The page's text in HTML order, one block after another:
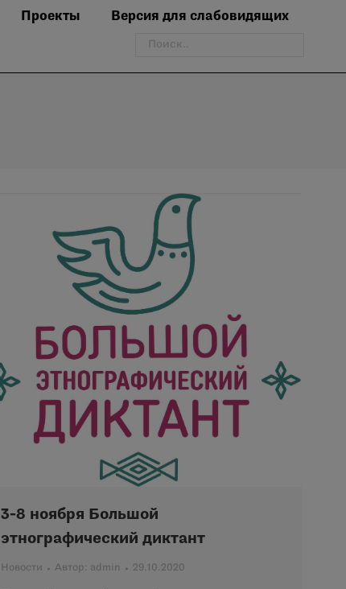
Проекты Версия для слабовидящих
Поиск:
3-8 ноября Большой
этнографический диктант
Новости Автор: admin 29.10.2020